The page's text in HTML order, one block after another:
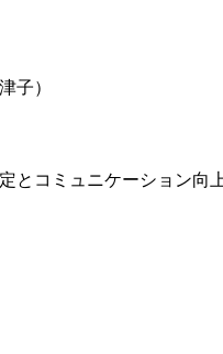
子）
とコミュニケーション向